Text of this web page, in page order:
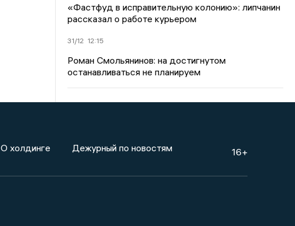
«Фастфуд в исправительную колонию»: липчанин
рассказал о работе курьером
31/12 12:15
Роман Смольянинов: на достигнутом
останавливаться не планируем
О холдинге Дежурный по новостям 16+